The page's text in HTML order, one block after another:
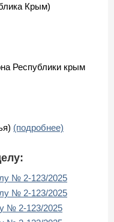
Крым)
Республики крым
(подробнее)
№ 2-123/2025
№ 2-123/2025
№ 2-123/2025